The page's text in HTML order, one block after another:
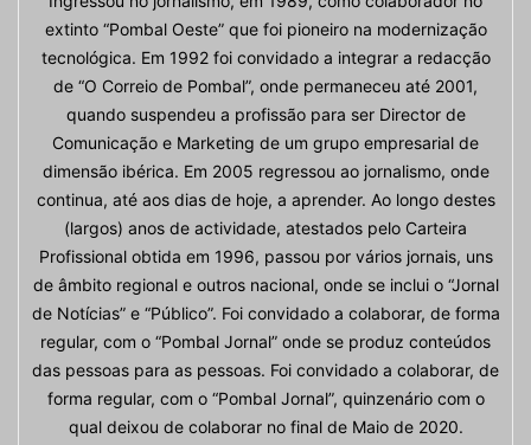
extinto “Pombal Oeste” que foi pioneiro na modernização
tecnológica. Em 1992 foi convidado a integrar a redacção
de “O Correio de Pombal”, onde permaneceu até 2001,
quando suspendeu a profissão para ser Director de
Comunicação e Marketing de um grupo empresarial de
dimensão ibérica. Em 2005 regressou ao jornalismo, onde
continua, até aos dias de hoje, a aprender. Ao longo destes
(largos) anos de actividade, atestados pelo Carteira
Profissional obtida em 1996, passou por vários jornais, uns
de âmbito regional e outros nacional, onde se inclui o “Jornal
de Notícias” e “Público”. Foi convidado a colaborar, de forma
regular, com o “Pombal Jornal” onde se produz conteúdos
das pessoas para as pessoas. Foi convidado a colaborar, de
forma regular, com o “Pombal Jornal”, quinzenário com o
qual deixou de colaborar no final de Maio de 2020.